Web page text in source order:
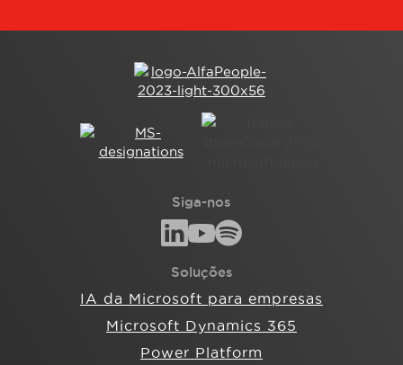
Siga-nos
Soluções
IA da Microsoft para empresas
Microsoft Dynamics 365
Power Platform